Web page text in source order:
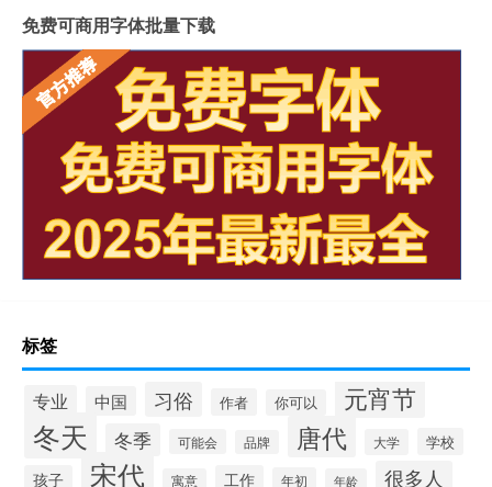
免费可商用字体批量下载
标签
专业 中国 习俗 作者 你可以 元宵节
冬天 冬季 可能会 品牌 唐代 大学 学校
孩子 宋代 寓意 工作 年初 年龄 很多人